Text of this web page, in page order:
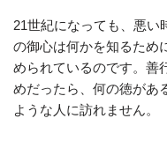
21世紀になっても、悪い
の御心は何かを知るため
められているのです。善
めだったら、何の徳があ
ような人に訪れません。